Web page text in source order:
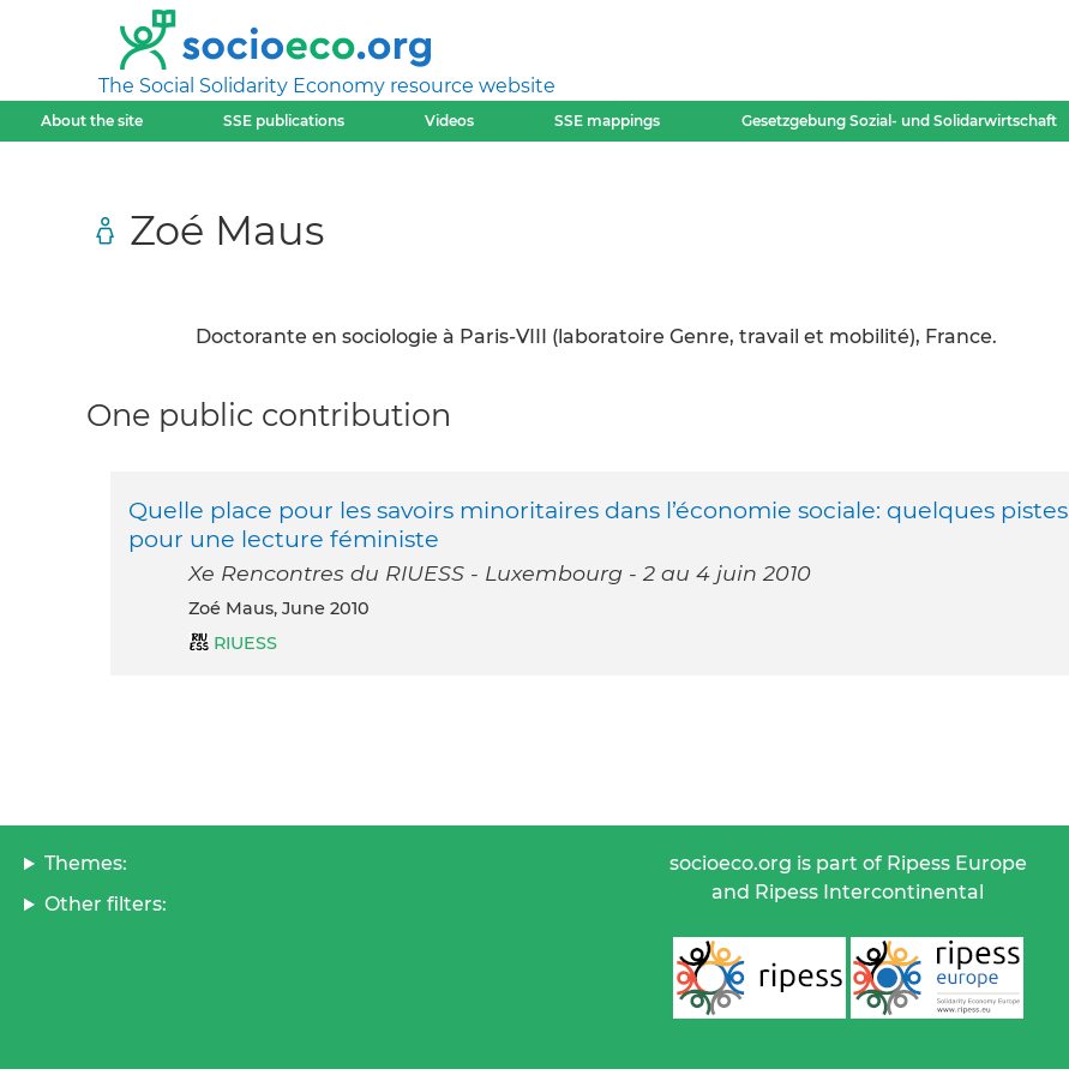
The Social Solidarity Economy resource website
About the site SSE publications Videos SSE mappings Gesetzgebung Sozial- und Solidarwirtschaft
Zoé Maus
Doctorante en sociologie à Paris-VIII (laboratoire Genre, travail et mobilité), France.
One public contribution
Quelle place pour les savoirs minoritaires dans l’économie sociale: quelques pistes
pour une lecture féministe
Xe Rencontres du RIUESS - Luxembourg - 2 au 4 juin 2010
Zoé Maus, June 2010
RIUESS
Themes:
Other filters:
socioeco.org is part of Ripess Europe
and Ripess Intercontinental